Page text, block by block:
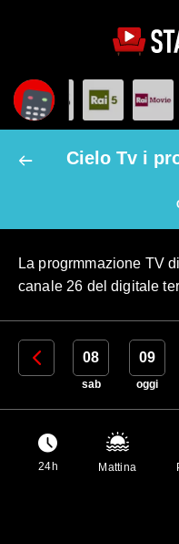
Cielo Tv i
La progrmmazione TV
canale 26 del digitale
07 08
sab
09
oggi
24h Mattina